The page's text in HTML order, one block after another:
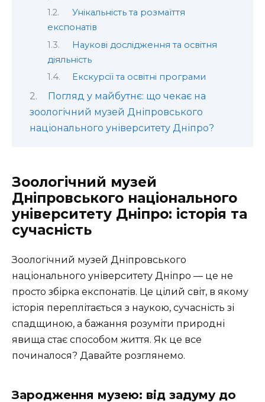
Унікальність та розмаїття
експонатів
Наукові дослідження та освітня
діяльність
Екскурсії та освітні програми
Погляд у майбутнє: що чекає на
зоологічний музей Дніпровського
національного університету Дніпро?
Зоологічний музей
Дніпровського національного
університету Дніпро: історія та
сучасність
Зоологічний музей Дніпровського
національного університету Дніпро — це не
просто збірка експонатів. Це цілий світ, в якому
історія переплітається з наукою, сучасність зі
спадщиною, а бажання розуміти природні
явища стає способом життя. Як це все
починалося? Давайте розглянемо.
Зародження музею: від задуму до